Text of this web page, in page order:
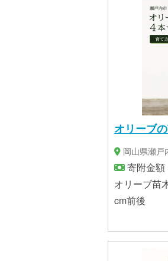
オリーブ
岡山県瀬戸
寄附金額
オリーブ苗
cm前後